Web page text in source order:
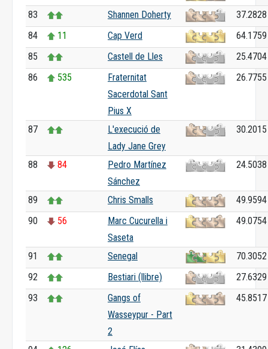
83
Shannen Doherty
37.2828
84
11 Cap Verd
64.1759
85
Castell de Lles
25.4704
86
535
Fraternitat
Sacerdotal Sant
Pius X
26.7755
87
L'execució de
Lady Jane Grey
30.2015
88 84
Pedro Martínez
Sánchez
24.5038
89 Chris Smalls
49.9594
90
56
Marc Cucurella i
Saseta
49.0754
91 Senegal
70.3052
92
Bestiari (llibre)
27.6329
93
Gangs of
Wasseypur - Part
2
45.8517